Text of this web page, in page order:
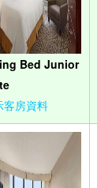
Bed Junior
客房資料